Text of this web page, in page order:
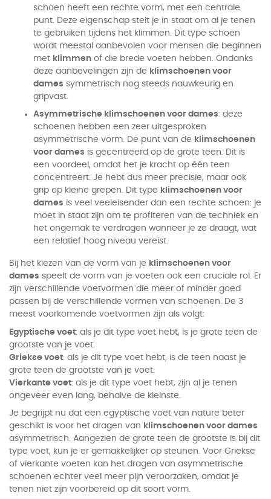
schoen heeft een rechte vorm, met een centrale
punt. Deze eigenschap stelt je in staat om al je tenen
te gebruiken tijdens het klimmen. Dit type schoen
wordt meestal aanbevolen voor mensen die beginnen
met klimmen of die brede voeten hebben. Ondanks
deze aanbevelingen zijn de klimschoenen voor
dames symmetrisch nog steeds nauwkeurig en
gripvast.
Asymmetrische klimschoenen voor dames: deze
schoenen hebben een zeer uitgesproken
asymmetrische vorm. De punt van de klimschoenen
voor dames is gecentreerd op de grote teen. Dit is
een voordeel, omdat het je kracht op één teen
concentreert. Je hebt dus meer precisie, maar ook
grip op kleine grepen. Dit type klimschoenen voor
dames is veel veeleisender dan een rechte schoen: je
moet in staat zijn om te profiteren van de techniek en
het ongemak te verdragen wanneer je ze draagt, wat
een relatief hoog niveau vereist.
Bij het kiezen van de vorm van je klimschoenen voor
dames speelt de vorm van je voeten ook een cruciale rol. Er
zijn verschillende voetvormen die meer of minder goed
passen bij de verschillende vormen van schoenen. De 3
meest voorkomende voetvormen zijn als volgt:
Egyptische voet: als je dit type voet hebt, is je grote teen de
grootste van je voet.
Griekse voet: als je dit type voet hebt, is de teen naast je
grote teen de grootste van je voet.
Vierkante voet: als je dit type voet hebt, zijn al je tenen
ongeveer even lang, behalve de kleinste.
Je begrijpt nu dat een egyptische voet van nature beter
geschikt is voor het dragen van klimschoenen voor dames
asymmetrisch. Aangezien de grote teen de grootste is bij dit
type voet, kun je er gemakkelijker op steunen. Voor Griekse
of vierkante voeten kan het dragen van asymmetrische
schoenen echter veel meer pijn veroorzaken, omdat je
tenen niet zijn voorbereid op dit soort vorm.